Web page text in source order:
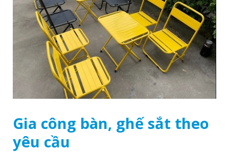
Gia công bàn, ghế sắt theo
yêu cầu